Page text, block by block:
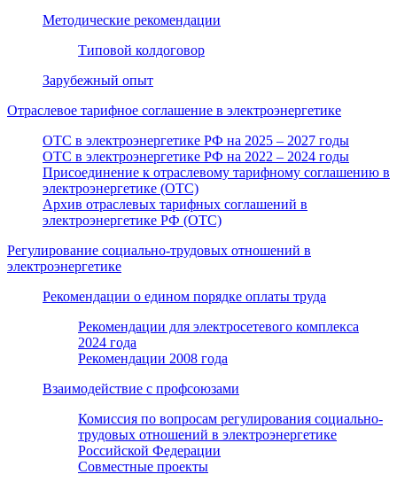
Методические рекомендации
Типовой колдоговор
Зарубежный опыт
Отраслевое тарифное соглашение в электроэнергетике
ОТС в электроэнергетике РФ на 2025 – 2027 годы
ОТС в электроэнергетике РФ на 2022 – 2024 годы
Присоединение к отраслевому тарифному соглашению в
электроэнергетике (ОТС)
Архив отраслевых тарифных соглашений в
электроэнергетике РФ (ОТС)
Регулирование социально-трудовых отношений в
электроэнергетике
Рекомендации о едином порядке оплаты труда
Рекомендации для электросетевого комплекса
2024 года
Рекомендации 2008 года
Взаимодействие с профсоюзами
Комиссия по вопросам регулирования социально-
трудовых отношений в электроэнергетике
Российской Федерации
Совместные проекты